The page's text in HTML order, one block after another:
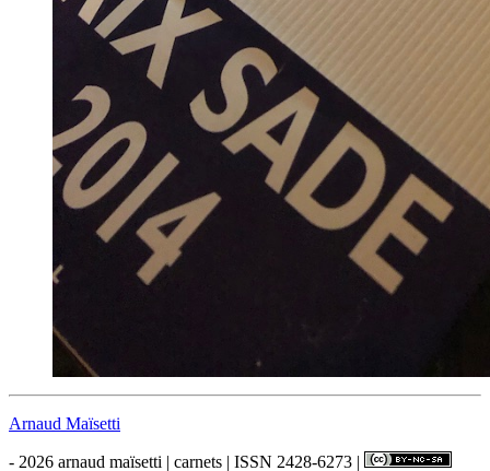
Arnaud Maïsetti
- 2026 arnaud maïsetti | carnets | ISSN 2428-6273 |